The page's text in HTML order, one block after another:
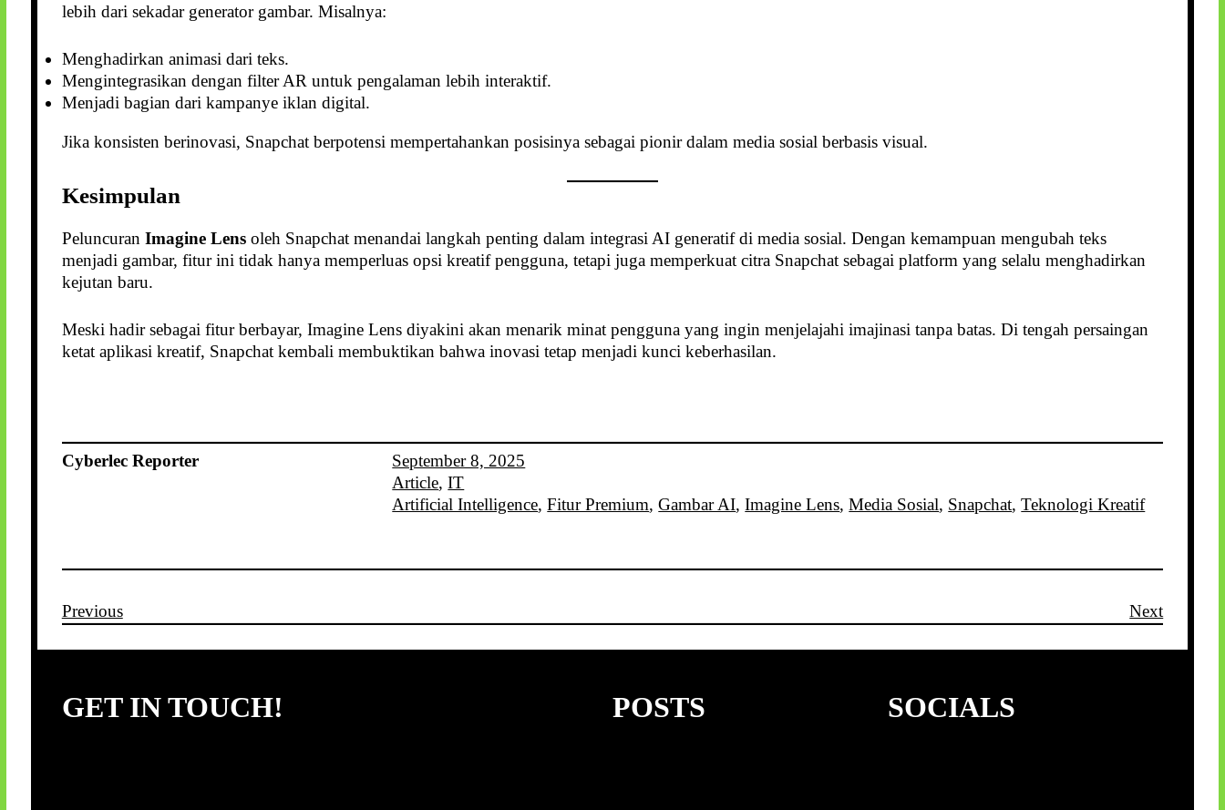
lebih dari sekadar generator gambar. Misalnya:
Menghadirkan animasi dari teks.
Mengintegrasikan dengan filter AR untuk pengalaman lebih interaktif.
Menjadi bagian dari kampanye iklan digital.
Jika konsisten berinovasi, Snapchat berpotensi mempertahankan posisinya sebagai pionir dalam media sosial berbasis visual.
Kesimpulan
Peluncuran Imagine Lensoleh Snapchat menandai langkah penting dalam integrasi AI generatif di media sosial. Dengan kemampuan mengubah teks
menjadi gambar, fitur ini tidak hanya memperluas opsi kreatif pengguna, tetapi juga memperkuat citra Snapchat sebagai platform yang selalu menghadirkan
kejutan baru.
Meski hadir sebagai fitur berbayar, Imagine Lens diyakini akan menarik minat pengguna yang ingin menjelajahi imajinasi tanpa batas. Di tengah persaingan
ketat aplikasi kreatif, Snapchat kembali membuktikan bahwa inovasi tetap menjadi kunci keberhasilan.
Cyberlec Reporter
September 8, 2025
Article, IT
Artificial Intelligence, Fitur Premium, Gambar AI, Imagine Lens, Media Sosial, Snapchat, Teknologi Kreatif
Previous Next
GET IN TOUCH! POSTS SOCIALS